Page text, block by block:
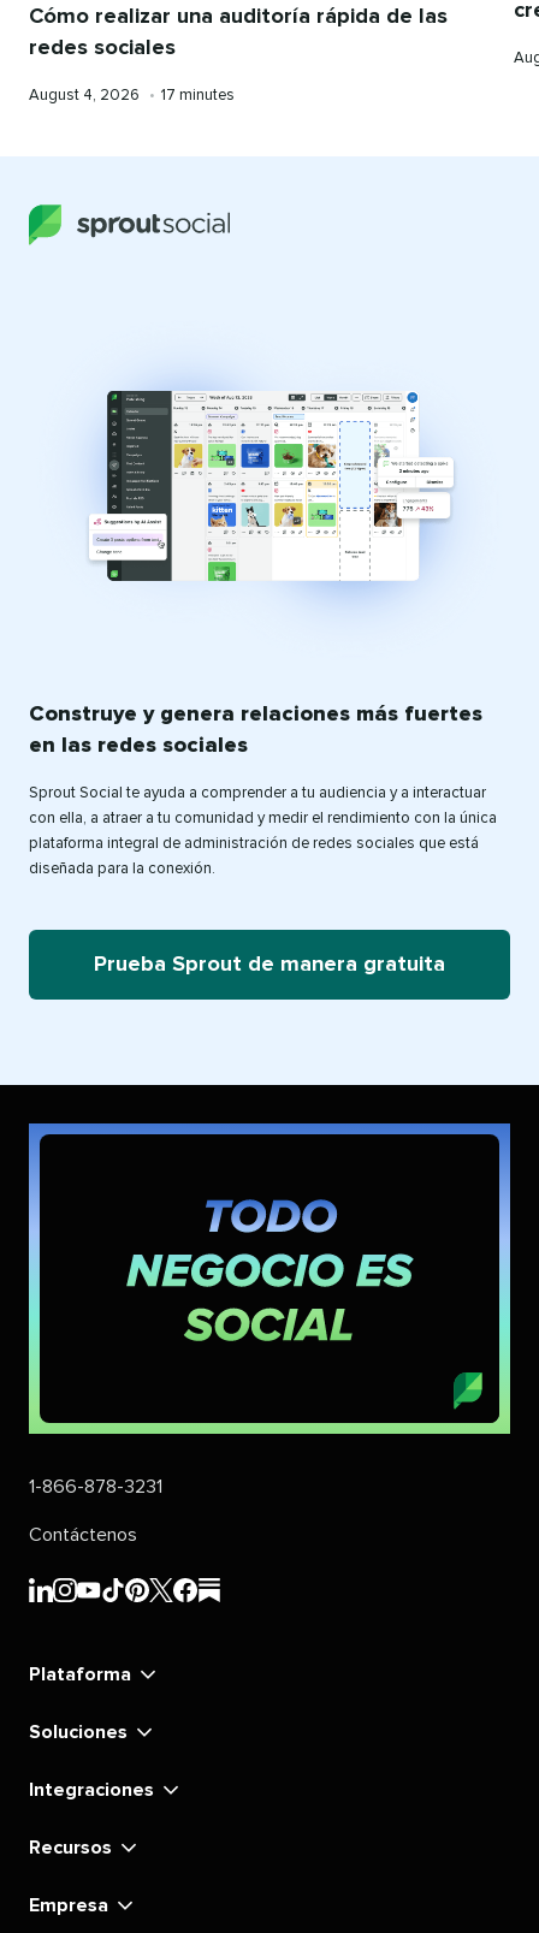
Cómo realizar una auditoría rápida de las
redes sociales​​
Published
August 4, 2026​​ •​​ Reading
17 minutes​​
Construye y genera relaciones más fuertes
en las redes sociales​​
Sprout Social te ayuda a comprender a tu audiencia y a interactuar
con ella, a atraer a tu comunidad y medir el rendimiento con la única
plataforma integral de administración de redes sociales que está
diseñada para la conexión.​​
Prueba Sprout de manera gratuita​​
1-866-878-3231
Contáctenos
Sprout
Sprout
Sprout
Sprout
Sprout
Sprout
Sprout
Sprout
Plataforma
Soluciones
Integraciones
Recursos
Empresa